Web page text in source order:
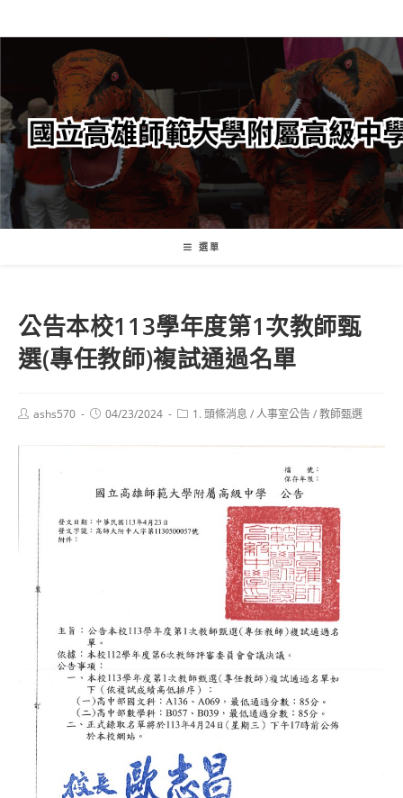
轉
要
內
容
選單
公告本校113學年度第1次教師甄
選(專任教師)複試通過名單
Postashs570
Post04/23/2024
Post1. 頭條消息 /人事室公告/教師甄選